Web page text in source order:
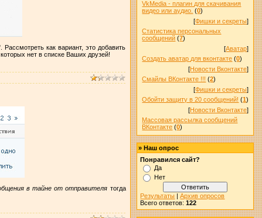
Рассмотреть как вариант, это добавить
нет в списке Ваших друзей!
в тайне от отправителя тогда
VkMedia - плагин для скачивания
видео или аудио. (0)
[Фишки и секреты]
Статистика персональных
сообщений (7)
[Аватар]
Создать аватар для вконтакте (0)
[Новости Вконтакте]
Смайлы ВКонтакте !!! (2)
[Фишки и секреты]
Обойти защиту в 20 сообщений! (1)
[Новости Вконтакте]
Массовая рассылка сообщений
ВКонтакте (0)
»Наш опрос
Понравился сайт?
Да
Нет
Результаты |Архив опросов
Всего ответов:122